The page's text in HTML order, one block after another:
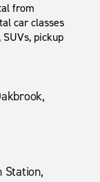
from
car classes
pickup
Station,